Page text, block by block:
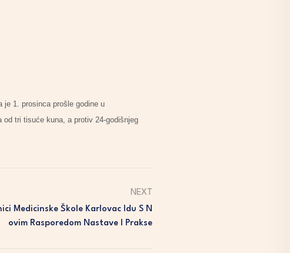
je 1. prosinca prošle godine u
tri tisuće kuna, a protiv 24-godišnjeg
NEXT
Medicinske Škole Karlovac Idu S N
Ovim Rasporedom Nastave I Prakse